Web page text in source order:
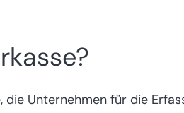
Unternehmen für die